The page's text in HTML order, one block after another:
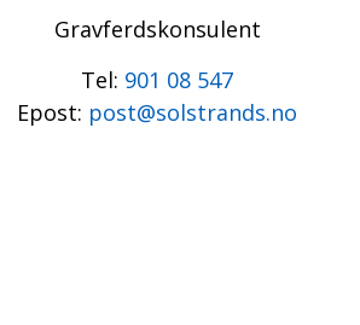
Gravferdskonsulent
Tel: 901 08 547
Epost: post@solstrands.no